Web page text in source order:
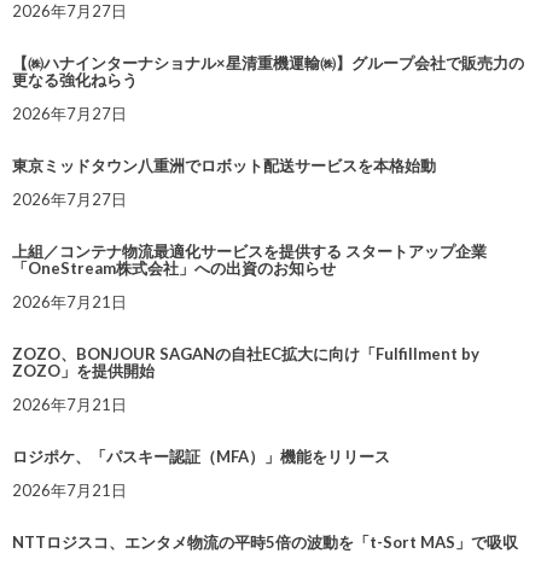
2026年7月27日
【㈱ハナインターナショナル×星清重機運輸㈱】グループ会社で販売力の
更なる強化ねらう
2026年7月27日
東京ミッドタウン八重洲でロボット配送サービスを本格始動
2026年7月27日
上組／コンテナ物流最適化サービスを提供する スタートアップ企業
「OneStream株式会社」への出資のお知らせ
2026年7月21日
ZOZO、BONJOUR SAGANの自社EC拡大に向け「Fulfillment by
ZOZO」を提供開始
2026年7月21日
ロジポケ、「パスキー認証（MFA）」機能をリリース
2026年7月21日
NTTロジスコ、エンタメ物流の平時5倍の波動を「t-Sort MAS」で吸収